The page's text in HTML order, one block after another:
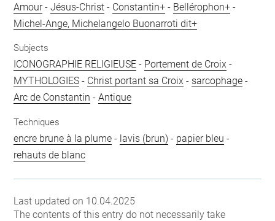
Amour-Jésus-Christ - Constantin+ - Bellérophon+ -
Michel-Ange, Michelangelo Buonarroti dit+
Subjects
ICONOGRAPHIE RELIGIEUSE - Portement de Croix -
MYTHOLOGIES - Christ portant sa Croix - sarcophage -
Arc de Constantin -Antique
Techniques
encre brune à la plume - lavis (brun) - papier bleu -
rehauts de blanc
Last updated on 10.04.2025
The contents of this entry do not necessarily take